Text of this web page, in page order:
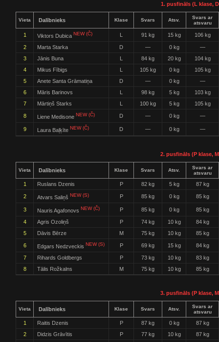
1. pusfināls (L klase,
Vieta Dalībnieks Klase Svars Atsv.
Svars ar
atsvaru
1 Viktors Dubica NEW (Č) 91 kg 15 kg 106 kg
2 Marta Starka D — 0 kg
—
3
Jānis Buna 84 kg 20 kg
104 kg
4
Mikus Fībigs 105 kg 0 kg
105 kg
5
Anete Santa Grāmatiņa D — 0 kg
—
6
Māris Barinovs 98 kg 5 kg
103 kg
7
Mārtiņš Starks 100 kg 5 kg 105 kg
8 Liene Medisone NEW (Č) D — 0 kg —
9 Laura Baļķīte NEW (Č) D — 0 kg —
2. pusfināls (P klase,
Vieta Dalībnieks Klase Svars Atsv.
Svars ar
atsvaru
1 Ruslans Dzenis P 82 kg 5 kg 87 kg
2 Atvars Saliņš NEW (S) P 85 kg 0 kg 85 kg
3 Nauris Agafonovs NEW (Č) P 85 kg 0 kg 85 kg
4 Agris Ozoliņš P 74 kg 10 kg
84 kg
5
Dāvis Bērze M 75 kg 10 kg 85 kg
6 Edgars Nedzveckis NEW (S) P 69 kg 15 kg 84 kg
7 Rihards Goldbergs P 73 kg 10 kg
83 kg
8
Tālis Rožkalns M 75 kg 10 kg 85 kg
3. pusfināls (P klase,
Vieta Dalībnieks Klase Svars Atsv.
Svars ar
atsvaru
1 Raitis Dzenis P 87 kg 0 kg
87 kg
2
Didzis Grāvītis P 77 kg 10 kg 87 kg